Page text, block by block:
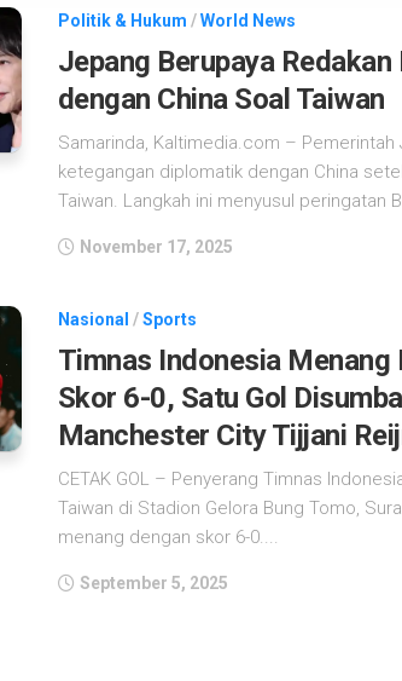
Politik & Hukum /World News
Jepang Berupaya
dengan China Soal Taiwan
Samarinda, Kaltimedia.com –
ketegangan diplomatik dengan China
Taiwan. Langkah ini menyusul peringatan
November 17, 2025
Nasional /Sports
Timnas Indonesia Menang
Skor 6-0, Satu Gol
Manchester City Tijjani
CETAK GOL – Penyerang Timnas
Taiwan di Stadion Gelora Bung Tomo,
menang dengan skor 6-0....
September 5, 2025